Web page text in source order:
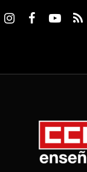
InstagramFacebookYouTubeRSS